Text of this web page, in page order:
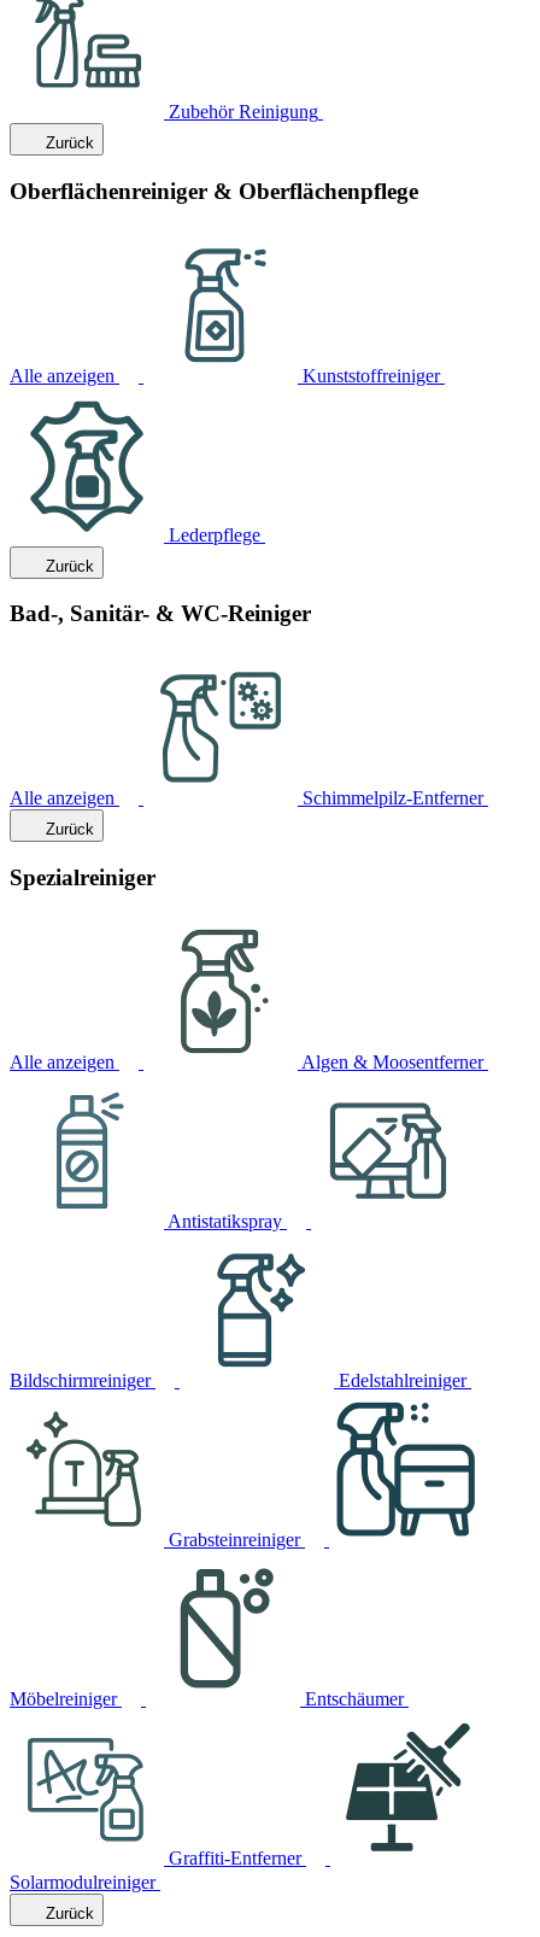
Zubehör Reinigung
Zurück
Oberflächenreiniger & Oberflächenpflege
Alle anzeigen Kunststoffreiniger
Lederpflege
Zurück
Bad-, Sanitär- & WC-Reiniger
Alle anzeigen Schimmelpilz-Entferner
Zurück
Spezialreiniger
Alle anzeigen Algen & Moosentferner
Antistatikspray
Bildschirmreiniger Edelstahlreiniger
Grabsteinreiniger
Möbelreiniger Entschäumer
Graffiti-Entferner
Solarmodulreiniger
Zurück